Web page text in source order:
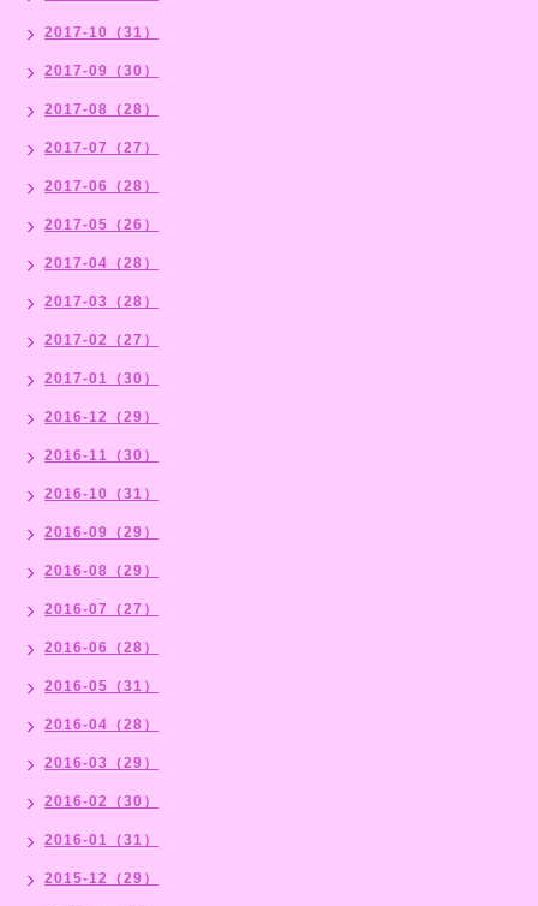
2017-10（31）
2017-09（30）
2017-08（28）
2017-07（27）
2017-06（28）
2017-05（26）
2017-04（28）
2017-03（28）
2017-02（27）
2017-01（30）
2016-12（29）
2016-11（30）
2016-10（31）
2016-09（29）
2016-08（29）
2016-07（27）
2016-06（28）
2016-05（31）
2016-04（28）
2016-03（29）
2016-02（30）
2016-01（31）
2015-12（29）